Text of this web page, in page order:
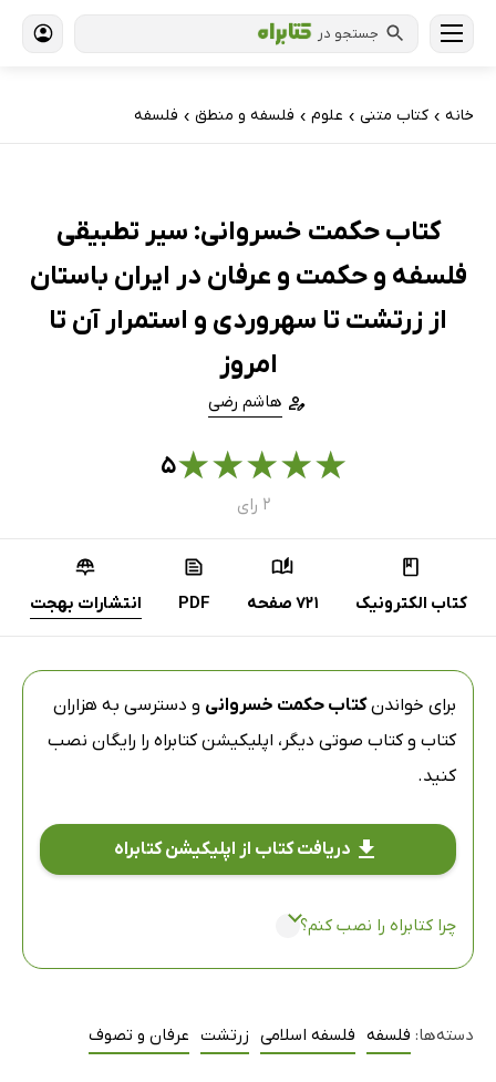
جستجو در
خانه › کتاب‌ متنی › علوم › فلسفه و منطق › فلسفه
کتاب حکمت خسروانی: سیر تطبیقی
فلسفه و حکمت و عرفان در ایران باستان
از زرتشت تا سهروردی و استمرار آن تا
امروز
هاشم رضی
★
★
★
★
★۵
۲ رای
کتاب الکترونیک 721 صفحه PDF انتشارات بهجت
برای خواندنکتاب حکمت خسروانی و دسترسی به هزاران
کتاب و کتاب صوتی دیگر، اپلیکیشن کتابراه را رایگان نصب
کنید.
دریافت کتاب از اپلیکیشن کتابراه
چرا کتابراه را نصب کنم؟
دسته‌ها: فلسفه فلسفه اسلامی زرتشت عرفان و تصوف